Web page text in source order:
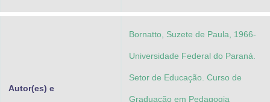
Autor(es) e
Bornatto, Suzete de Paula, 1966-
Universidade Federal do Paraná.
Setor de Educação. Curso de
Graduação em Pedagogia